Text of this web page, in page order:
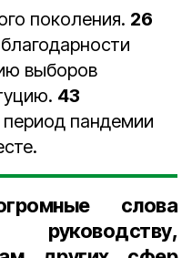
поколения. 26
выборов
43
пандемии
слова